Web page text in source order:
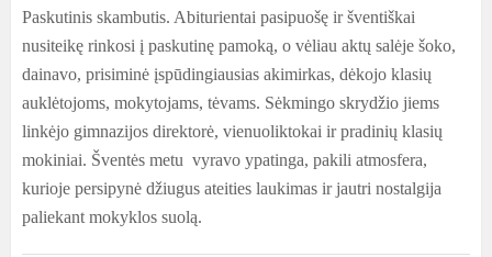
Paskutinis skambutis. Abiturientai pasipuošę ir šventiškai
nusiteikę rinkosi į paskutinę pamoką, o vėliau aktų salėje šoko,
dainavo, prisiminė įspūdingiausias akimirkas, dėkojo klasių
auklėtojoms, mokytojams, tėvams. Sėkmingo skrydžio jiems
linkėjo gimnazijos direktorė, vienuoliktokai ir pradinių klasių
mokiniai. Šventės metu vyravo ypatinga, pakili atmosfera,
kurioje persipynė džiugus ateities laukimas ir jautri nostalgija
paliekant mokyklos suolą.